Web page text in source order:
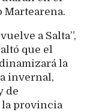
Martearena.
a Salta”,
que el
la
invernal,
de
provincia